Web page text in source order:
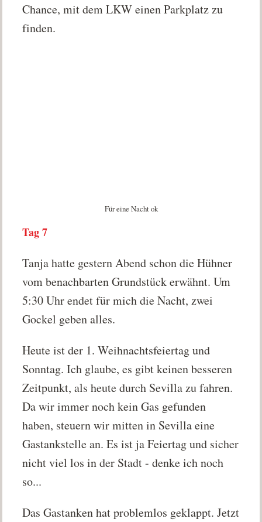
Chance, mit dem LKW einen Parkplatz zu
finden.
Für eine Nacht ok
Tag 7
Tanja hatte gestern Abend schon die Hühner
vom benachbarten Grundstück erwähnt. Um
5:30 Uhr endet für mich die Nacht, zwei
Gockel geben alles.
Heute ist der 1. Weihnachtsfeiertag und
Sonntag. Ich glaube, es gibt keinen besseren
Zeitpunkt, als heute durch Sevilla zu fahren.
Da wir immer noch kein Gas gefunden
haben, steuern wir mitten in Sevilla eine
Gastankstelle an. Es ist ja Feiertag und sicher
nicht viel los in der Stadt - denke ich noch
so...
Das Gastanken hat problemlos geklappt. Jetzt